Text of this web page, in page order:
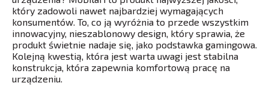
który zadowoli nawet najbardziej wymagających
konsumentów. To, co ją wyróżnia to przede wszystkim
innowacyjny, nieszablonowy design, który sprawia, że
produkt świetnie nadaje się, jako podstawka gamingowa.
Kolejną kwestią, która jest warta uwagi jest stabilna
konstrukcja, która zapewnia komfortową pracę na
urządzeniu.